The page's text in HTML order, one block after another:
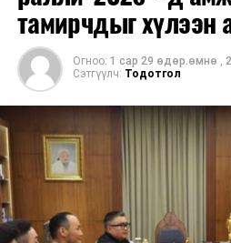
тамирчдыг хүлээн
Огноо: 1 сар 29 өдөр.өмнө ,
Сэтгүүлч: Тодотгол